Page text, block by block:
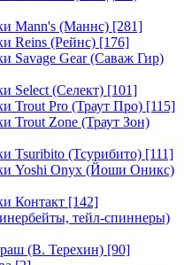
Mann's (Маннс) [281]
Reins (Рейнс) [176]
Savage Gear (Саваж Гир)
Select (Селект) [101]
Trout Pro (Траут Про) [115]
Trout Zone (Траут Зон)
Tsuribito (Тсурибито) [111]
Yoshi Onyx (Йоши Оникс)
Контакт [142]
тейл-спиннеры)
(В. Терехин) [90]